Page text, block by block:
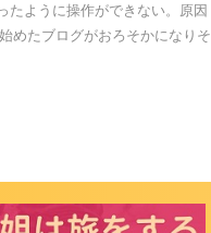
ように操作ができない。原因
めたブログがおろそかになりそ